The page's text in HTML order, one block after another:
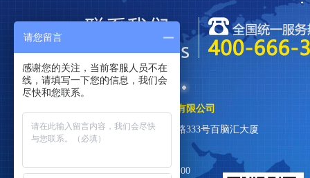
南京兆柏电子科技有限公司
南京市玄武区珠江路333号百脑汇大厦
周一至周日9:00-18:00
请您留言
感谢您的关注，当前客服人员不在
线，请填写一下您的信息，我们会
尽快和您联系。